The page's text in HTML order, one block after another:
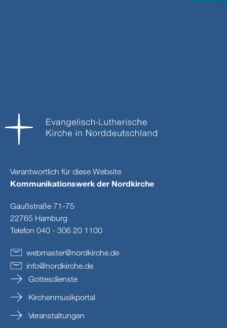
Verantwortlich für diese Website
Kommunikationswerk der Nordkirche
Gaußstraße 71-75
22765 Hamburg
Telefon 040 - 306 20 1100
webmaster@nordkirche.de
info@nordkirche.de
Gottesdienste
Kirchenmusikportal
Veranstaltungen